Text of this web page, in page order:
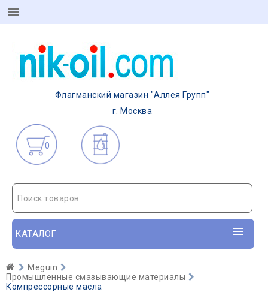
Флагманский магазин "Аллея Групп"
г. Москва
0
Поиск товаров
КАТАЛОГ
Meguin
Промышленные смазывающие материалы
Компрессорные масла